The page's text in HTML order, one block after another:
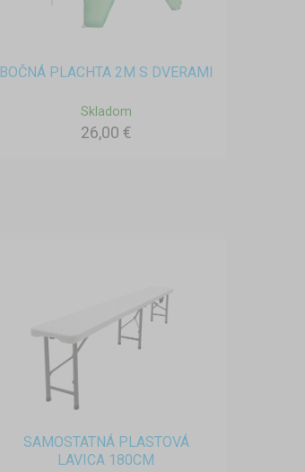
BOČNÁ PLACHTA 2M S DVERAMI
Skladom
26,00 €
SAMOSTATNÁ PLASTOVÁ
LAVICA 180CM